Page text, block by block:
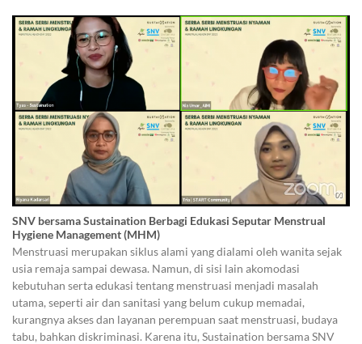
SNV bersama Sustaination Berbagi Edukasi Seputar Menstrual
Hygiene Management (MHM)
Menstruasi merupakan siklus alami yang dialami oleh wanita sejak
usia remaja sampai dewasa. Namun, di sisi lain akomodasi
kebutuhan serta edukasi tentang menstruasi menjadi masalah
utama, seperti air dan sanitasi yang belum cukup memadai,
kurangnya akses dan layanan perempuan saat menstruasi, budaya
tabu, bahkan diskriminasi. Karena itu, Sustaination bersama SNV